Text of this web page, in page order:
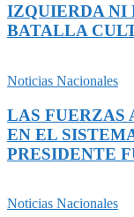
IZQUIERDA NI
BATALLA
Noticias Nacionales
LAS FUERZAS
EN EL
PRESIDENTE
Noticias Nacionales